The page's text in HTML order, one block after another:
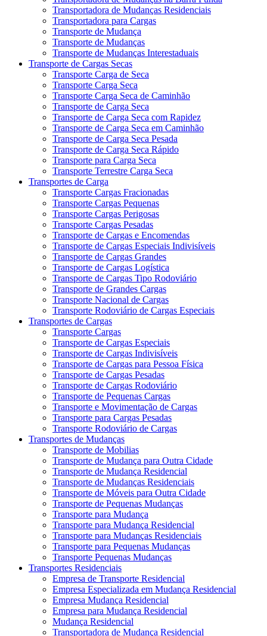
Transportadora de Mudanças Residenciais
Transportadora para Cargas
Transporte de Mudança
Transporte de Mudanças
Transporte de Mudanças Interestaduais
Transporte de Cargas Secas
Transporte Carga de Seca
Transporte Carga Seca
Transporte Carga Seca de Caminhão
Transporte de Carga Seca
Transporte de Carga Seca com Rapidez
Transporte de Carga Seca em Caminhão
Transporte de Carga Seca Pesada
Transporte de Carga Seca Rápido
Transporte para Carga Seca
Transporte Terrestre Carga Seca
Transportes de Carga
Transporte Cargas Fracionadas
Transporte Cargas Pequenas
Transporte Cargas Perigosas
Transporte Cargas Pesadas
Transporte de Cargas e Encomendas
Transporte de Cargas Especiais Indivisíveis
Transporte de Cargas Grandes
Transporte de Cargas Logística
Transporte de Cargas Tipo Rodoviário
Transporte de Grandes Cargas
Transporte Nacional de Cargas
Transporte Rodoviário de Cargas Especiais
Transportes de Cargas
Transporte Cargas
Transporte de Cargas Especiais
Transporte de Cargas Indivisíveis
Transporte de Cargas para Pessoa Física
Transporte de Cargas Pesadas
Transporte de Cargas Rodoviário
Transporte de Pequenas Cargas
Transporte e Movimentação de Cargas
Transporte para Cargas Pesadas
Transporte Rodoviário de Cargas
Transportes de Mudanças
Transporte de Mobilias
Transporte de Mudança para Outra Cidade
Transporte de Mudança Residencial
Transporte de Mudanças Residenciais
Transporte de Móveis para Outra Cidade
Transporte de Pequenas Mudanças
Transporte para Mudança
Transporte para Mudança Residencial
Transporte para Mudanças Residenciais
Transporte para Pequenas Mudanças
Transporte Pequenas Mudanças
Transportes Residenciais
Empresa de Transporte Residencial
Empresa Especializada em Mudança Residencial
Empresa Mudança Residencial
Empresa para Mudança Residencial
Mudança Residencial
Transportadora de Mudança Residencial